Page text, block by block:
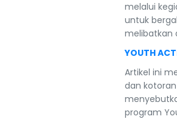
melalui
untuk
melibatkan
YOUTH
Artikel ini
dan
program